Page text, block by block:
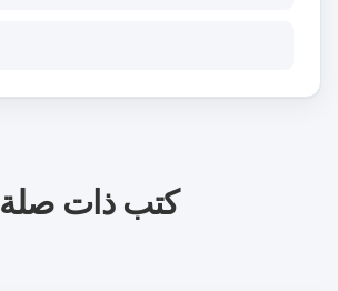
كتب ذات صلة